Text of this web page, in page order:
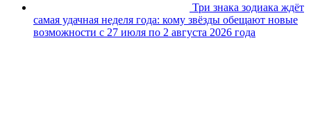
Три знака зодиака ждёт
самая удачная неделя года: кому звёзды обещают новые
возможности с 27 июля по 2 августа 2026 года